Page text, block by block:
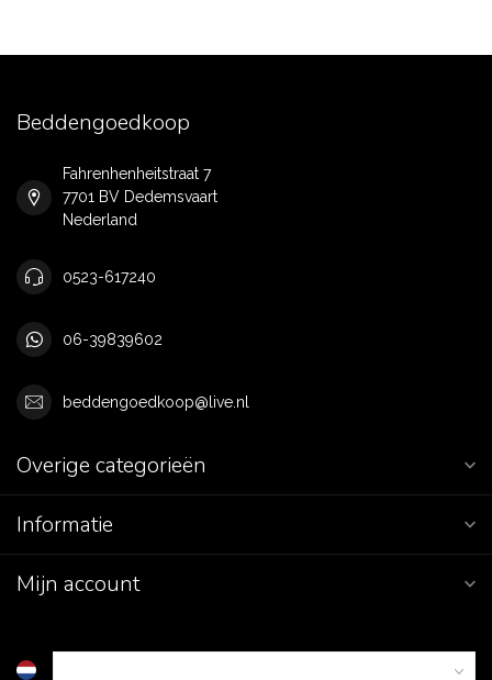
Beddengoedkoop
Fahrenhenheitstraat 7
7701 BV Dedemsvaart
Nederland
0523-617240
06-39839602
beddengoedkoop@live.nl
Overige categorieën
Informatie
Mijn account